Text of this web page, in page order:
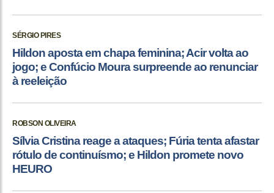
SÉRGIO PIRES
Hildon aposta em chapa feminina; Acir volta ao
jogo; e Confúcio Moura surpreende ao renunciar
à reeleição
ROBSON OLIVEIRA
Sílvia Cristina reage a ataques; Fúria tenta afastar
rótulo de continuísmo; e Hildon promete novo
HEURO